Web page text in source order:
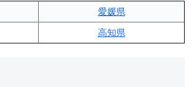
愛媛県
高知県